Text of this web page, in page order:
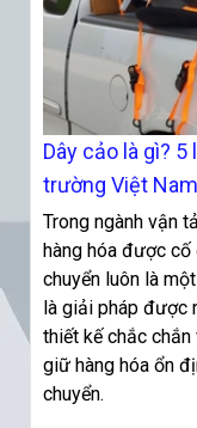
Dây cảo là gì?
trường Việt
Trong ngành vận
hàng hóa được cố
chuyển luôn là
là giải pháp được
thiết kế chắc
giữ hàng hóa ổn
chuyển.